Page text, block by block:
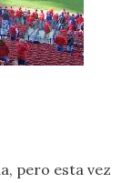
pero esta vez